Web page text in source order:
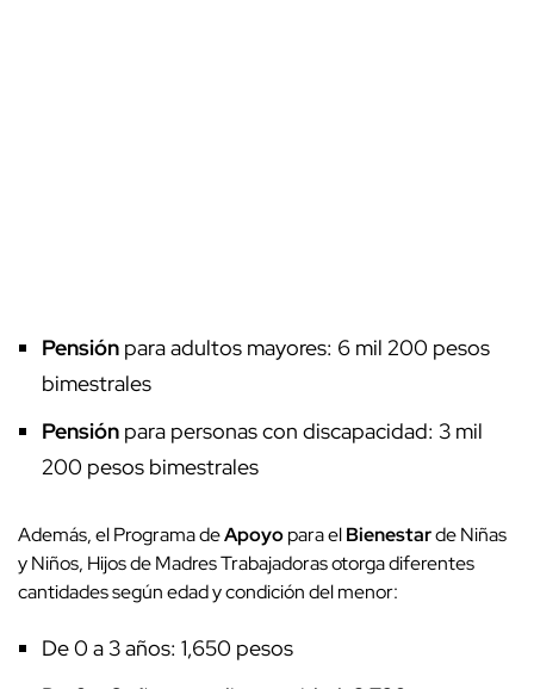
Pensión para adultos mayores: 6 mil 200 pesos
bimestrales
Pensión para personas con discapacidad: 3 mil
200 pesos bimestrales
Además, el Programa deApoyopara elBienestarde Niñas
y Niños, Hijos de Madres Trabajadoras otorga diferentes
cantidades según edad y condición del menor:
De 0 a 3 años: 1,650 pesos